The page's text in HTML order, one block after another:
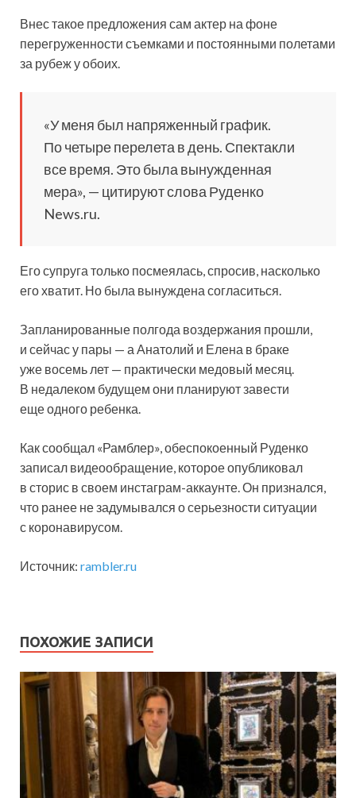
Внес такое предложения сам актер на фоне
перегруженности съемками и постоянными полетами
за рубеж у обоих.
«У меня был напряженный график.
По четыре перелета в день. Спектакли
все время. Это была вынужденная
мера», — цитируют слова Руденко
News.ru.
Его супруга только посмеялась, спросив, насколько
его хватит. Но была вынуждена согласиться.
Запланированные полгода воздержания прошли,
и сейчас у пары — а Анатолий и Елена в браке
уже восемь лет — практически медовый месяц.
В недалеком будущем они планируют завести
еще одного ребенка.
Как сообщал «Рамблер», обеспокоенный Руденко
записал видеообращение, которое опубликовал
в сторис в своем инстаграм-аккаунте. Он признался,
что ранее не задумывался о серьезности ситуации
с коронавирусом.
Источник: rambler.ru
ПОХОЖИЕ ЗАПИСИ